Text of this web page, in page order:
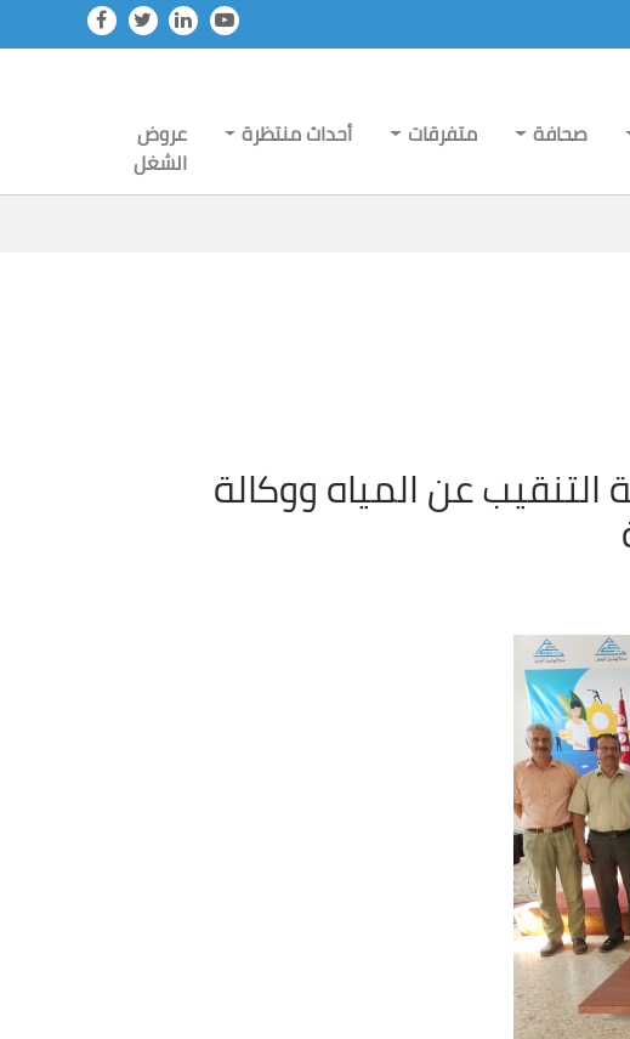
صحافة متفرقات أحداث منتظرة
عروض
الشغل
التنقيب عن المياه ووكالة